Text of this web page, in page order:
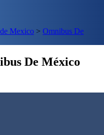
Mexico > Omnibus De
De México